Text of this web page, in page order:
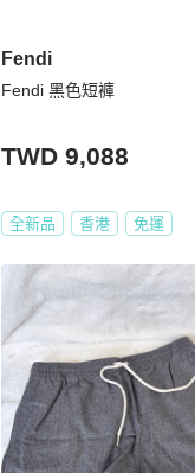
Fendi
Fendi 黑色短褲
TWD 9,088
全新品 香港 免運